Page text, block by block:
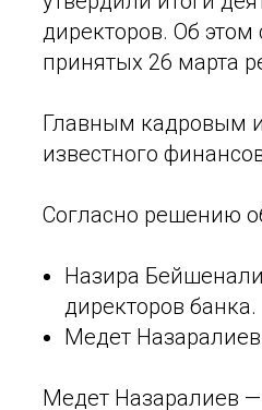
директоров. Об
принятых 26 марта
Главным кадровым
известного
Согласно решению
Назира
директоров банка.
Медет
Медет Назаралиев